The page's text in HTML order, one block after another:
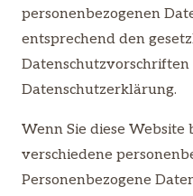
personenbezogenen
entsprechend den
Datenschutzvorschriften
Datenschutzerklärung.
Wenn Sie diese
verschiedene
Personenbezogene